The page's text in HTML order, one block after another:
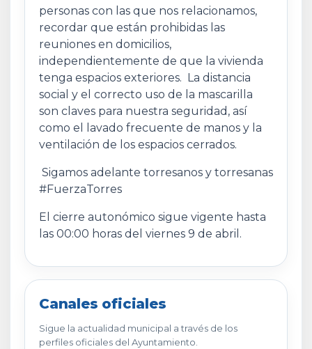
personas con las que nos relacionamos,
recordar que están prohibidas las
reuniones en domicilios,
independientemente de que la vivienda
tenga espacios exteriores. La distancia
social y el correcto uso de la mascarilla
son claves para nuestra seguridad, así
como el lavado frecuente de manos y la
ventilación de los espacios cerrados.
Sigamos adelante torresanos y torresanas
#FuerzaTorres
El cierre autonómico sigue vigente hasta
las 00:00 horas del viernes 9 de abril.
Canales oficiales
Sigue la actualidad municipal a través de los
perfiles oficiales del Ayuntamiento.